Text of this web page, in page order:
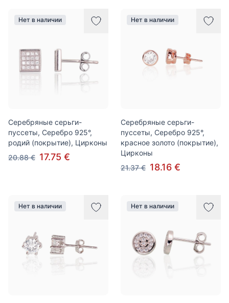
Нет в наличии
Серебряные серьги-
пуссеты, Серебро 925°,
родий (покрытие), Цирконы
20.88 € 17.75 €
Нет в наличии
Серебряные серьги-
пуссеты, Серебро 925°,
красное золото (покрытие),
Цирконы
21.37 € 18.16 €
Нет в наличии Нет в наличии